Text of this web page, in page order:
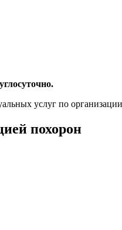
услуг по
похорон